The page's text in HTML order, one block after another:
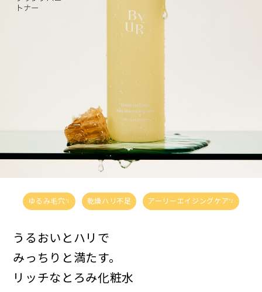
ゆるみ毛穴 *1 乾燥ハリ不足 アーリーエイジングケア *2
うるおいとハリで
みっちりと満たす。
リッチなとろみ化粧水